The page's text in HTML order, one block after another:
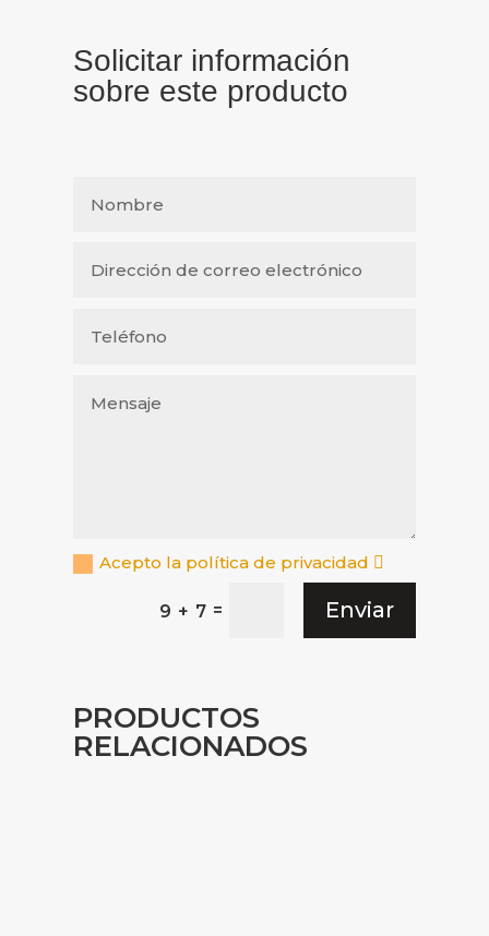
Solicitar información
sobre este producto
Acepto la política de privacidad
9 + 7 = Enviar
PRODUCTOS
RELACIONADOS